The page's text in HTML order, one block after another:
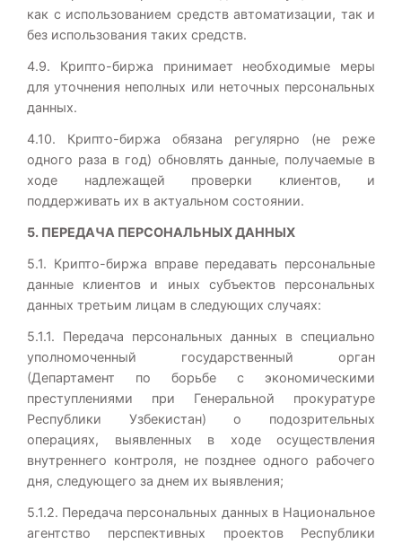
как с использованием средств автоматизации, так и
без использования таких средств.
4.9. Крипто-биржа принимает необходимые меры
для уточнения неполных или неточных персональных
данных.
4.10. Крипто-биржа обязана регулярно (не реже
одного раза в год) обновлять данные, получаемые в
ходе надлежащей проверки клиентов, и
поддерживать их в актуальном состоянии.
5. ПЕРЕДАЧА ПЕРСОНАЛЬНЫХ ДАННЫХ
5.1. Крипто-биржа вправе передавать персональные
данные клиентов и иных субъектов персональных
данных третьим лицам в следующих случаях:
5.1.1. Передача персональных данных в специально
уполномоченный государственный орган
(Департамент по борьбе с экономическими
преступлениями при Генеральной прокуратуре
Республики Узбекистан) о подозрительных
операциях, выявленных в ходе осуществления
внутреннего контроля, не позднее одного рабочего
дня, следующего за днем их выявления;
5.1.2. Передача персональных данных в Национальное
агентство перспективных проектов Республики